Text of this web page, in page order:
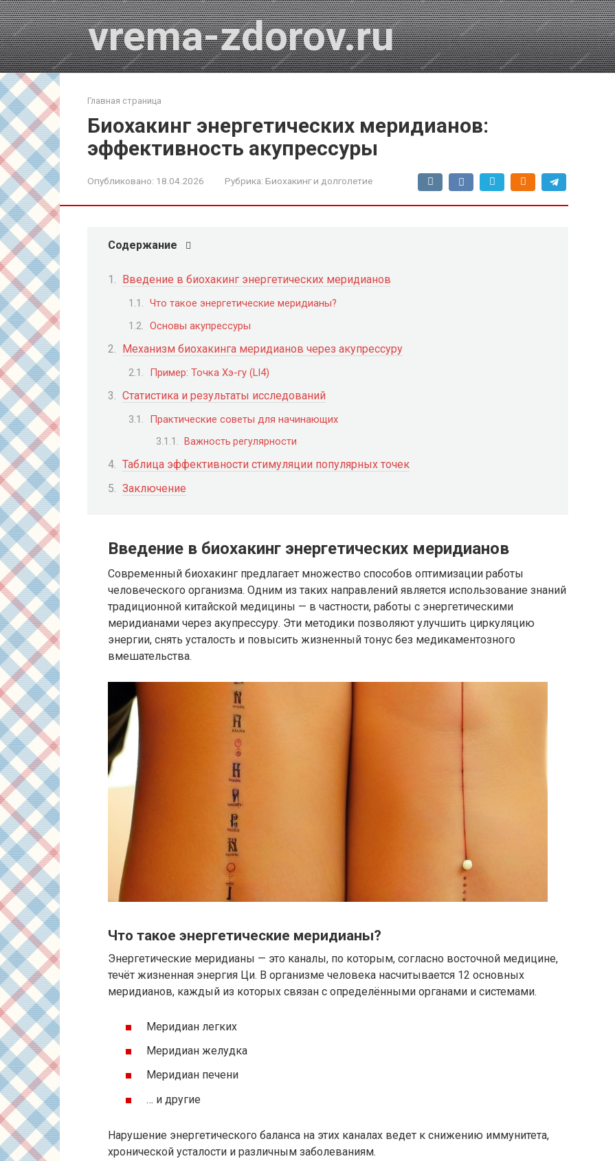
Перейти
к
контенту
vrema-zdorov.ru
Главная страница
Биохакинг энергетических меридианов:
эффективность акупрессуры
Опубликовано: 18.04.2026 Рубрика: Биохакинг и долголетие
Содержание
Введение в биохакинг энергетических меридианов
Что такое энергетические меридианы?
Основы акупрессуры
Механизм биохакинга меридианов через акупрессуру
Пример: Точка Хэ-гу (LI4)
Статистика и результаты исследований
Практические советы для начинающих
Важность регулярности
Таблица эффективности стимуляции популярных точек
Заключение
Введение в биохакинг энергетических меридианов
Современный биохакинг предлагает множество способов оптимизации работы
человеческого организма. Одним из таких направлений является использование знаний
традиционной китайской медицины — в частности, работы с энергетическими
меридианами через акупрессуру. Эти методики позволяют улучшить циркуляцию
энергии, снять усталость и повысить жизненный тонус без медикаментозного
вмешательства.
Что такое энергетические меридианы?
Энергетические меридианы — это каналы, по которым, согласно восточной медицине,
течёт жизненная энергия Ци. В организме человека насчитывается 12 основных
меридианов, каждый из которых связан с определёнными органами и системами.
Меридиан легких
Меридиан желудка
Меридиан печени
… и другие
Нарушение энергетического баланса на этих каналах ведет к снижению иммунитета,
хронической усталости и различным заболеваниям.